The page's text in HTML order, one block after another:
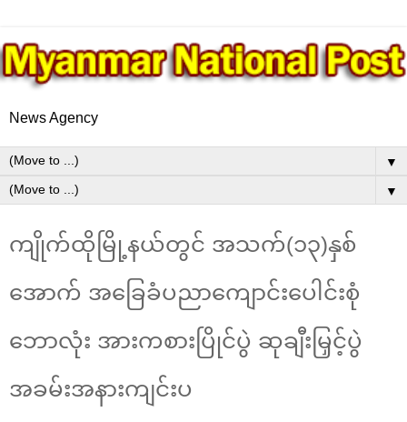
News Agency
▼
▼
ကျိုက်ထိုမြို့နယ်တွင် အသက်(၁၃)နှစ်
အောက် အ‌ခြေခံပညာကျောင်းပေါင်းစုံ
ဘောလုံး အားကစားပြိုင်ပွဲ ဆုချီးမြှင့်ပွဲ
အခမ်းအနားကျင်းပ